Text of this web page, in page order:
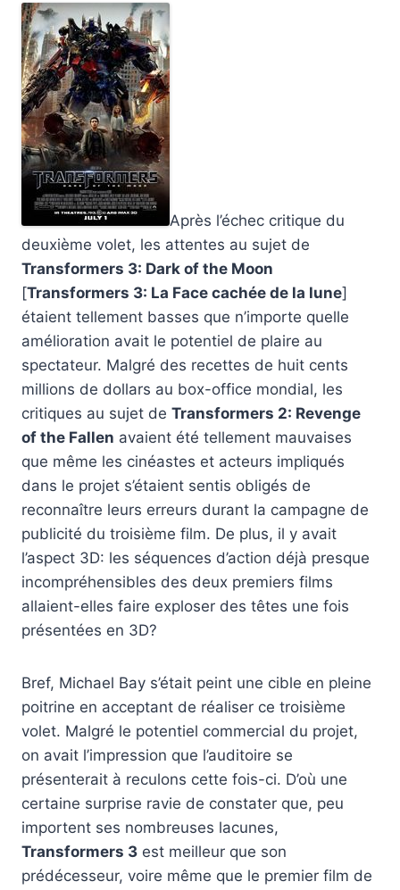
Après l’échec critique du
deuxième volet, les attentes au sujet de
Transformers 3: Dark of the Moon
[Transformers 3: La Face cachée de la lune]
étaient tellement basses que n’importe quelle
amélioration avait le potentiel de plaire au
spectateur. Malgré des recettes de huit cents
millions de dollars au box-office mondial, les
critiques au sujet de Transformers 2: Revenge
of the Fallen avaient été tellement mauvaises
que même les cinéastes et acteurs impliqués
dans le projet s’étaient sentis obligés de
reconnaître leurs erreurs durant la campagne de
publicité du troisième film. De plus, il y avait
l’aspect 3D: les séquences d’action déjà presque
incompréhensibles des deux premiers films
allaient-elles faire exploser des têtes une fois
présentées en 3D?
Bref, Michael Bay s’était peint une cible en pleine
poitrine en acceptant de réaliser ce troisième
volet. Malgré le potentiel commercial du projet,
on avait l’impression que l’auditoire se
présenterait à reculons cette fois-ci. D’où une
certaine surprise ravie de constater que, peu
importent ses nombreuses lacunes,
Transformers 3 est meilleur que son
prédécesseur, voire même que le premier film de